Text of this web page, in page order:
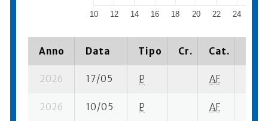
10 12 14 16 18 20 22 24
Anno Data Tipo Cr. Cat.
2026 17/05 P AF
2026 10/05 P AF